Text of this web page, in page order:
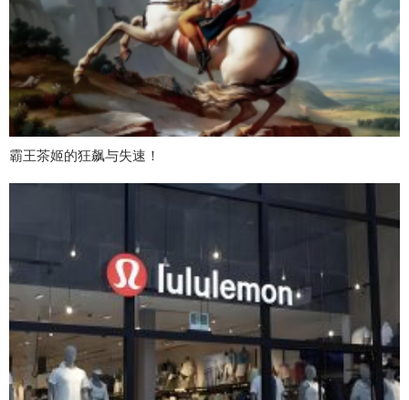
霸王茶姬的狂飙与失速！